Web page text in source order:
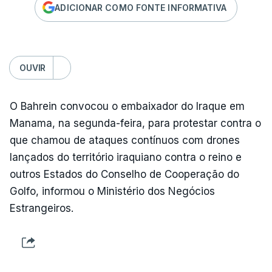
ADICIONAR COMO FONTE INFORMATIVA
OUVIR
O Bahrein convocou o embaixador do Iraque em
Manama, na segunda-feira, para protestar contra o
que chamou de ataques contínuos com drones
lançados do território iraquiano contra o reino e
outros Estados do Conselho de Cooperação do
Golfo, informou o Ministério dos Negócios
Estrangeiros.